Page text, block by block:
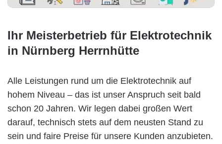
Ihr Meisterbetrieb für Elektrotechnik
in Nürnberg Herrnhütte
Alle Leistungen rund um die Elektrotechnik auf
hohem Niveau – das ist unser Anspruch seit bald
schon 20 Jahren. Wir legen dabei großen Wert
darauf, technisch stets auf dem neusten Stand zu
sein und faire Preise für unsere Kunden anzubieten.